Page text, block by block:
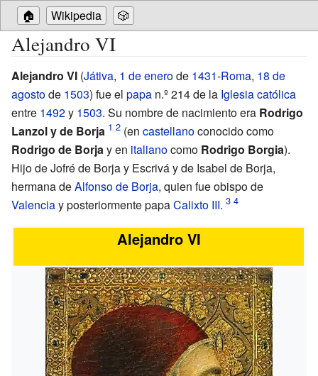
🏠 Wikipedia 🎲
Alejandro VI
Alejandro VI (Játiva, 1 de enerode 1431-Roma, 18 de
agostode 1503) fue el papa n.º214 de la Iglesia católica
entre 1492y 1503. Su nombre de nacimiento era Rodrigo
Lanzol y de Borja
(encastellanoconocido como
Rodrigo de Borja y en italianocomo Rodrigo Borgia).
Hijo de Jofré de Borja y Escrivá y de Isabel de Borja,
hermana deAlfonso de Borja, quien fue obispo de
Valenciay posteriormente papaCalixto III.
Alejandro VI